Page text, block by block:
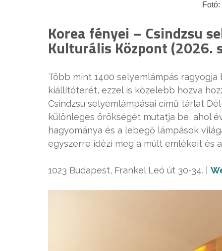
Korea fényei – Csindzsu
Kulturális Központ (2026.
Több mint 1400 selyemlámpás
kiállítóterét, ezzel is közelebb hozva
Csindzsu selyemlámpásai című tárlat
különleges örökségét mutatja be, ahol
hagyománya és a lebegő lámpások
egyszerre idézi meg a múlt emlékeit és
1023 Budapest, Frankel Leó út 30-34. |